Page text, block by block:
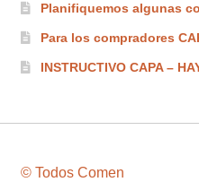
Planifiquemos algunas
Para los compradores
INSTRUCTIVO CAPA –
© Todos Comen